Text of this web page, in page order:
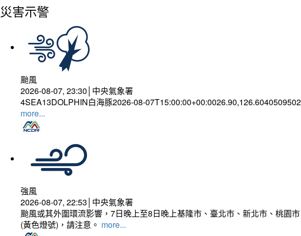
災害示警
颱風
2026-08-07, 23:30│中央氣象署
4SEA13DOLPHIN白海豚2026-08-
more...
強風
2026-08-07, 22:53│中央氣象署
颱風或其外圍環流影響，7日晚上至8日晚上基隆市、臺北市、新北市、桃園
(黃色燈號)，請注意。 more...